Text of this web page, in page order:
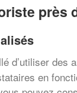
près
d’utiliser
en